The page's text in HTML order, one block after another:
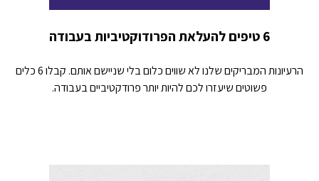
6 טיפים להעלאת הפרודוקטיביות בעבודה
הרעיונות המבריקים שלנו לא שווים כלום בלי שניישם אותם. קבלו 6 כלים
פשוטים שיעזרו לכם להיות יותר פרודקטיביים בעבודה.